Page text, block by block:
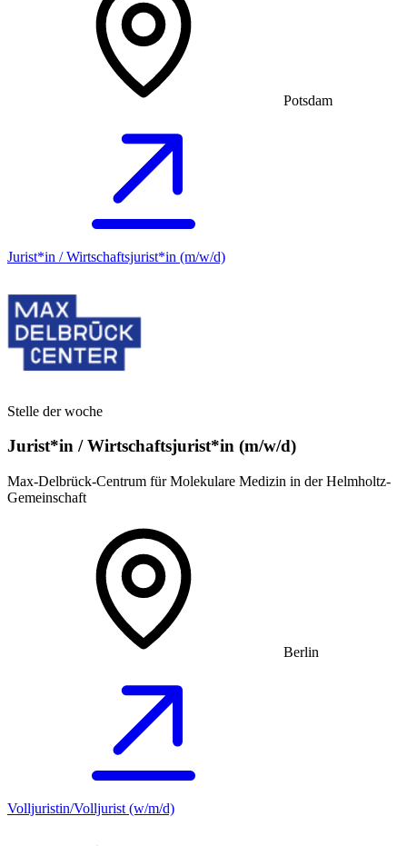
Potsdam
Jurist*in / Wirtschafts­jurist*in (m/w/d)
Stelle der woche
Jurist*in / Wirtschafts­jurist*in (m/w/d)
Max-Delbrück-Centrum für Molekulare Medizin in der Helmholtz-
Gemeinschaft
Berlin
Volljuristin/Volljurist (w/m/d)